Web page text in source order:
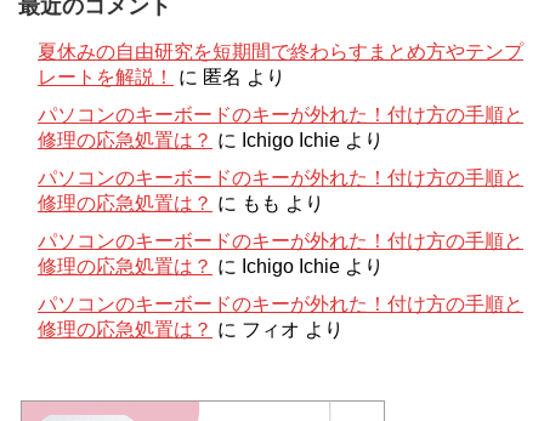
最近のコメント
夏休みの自由研究を短期間で終わらすまとめ方やテンプ
レートを解説！
に 匿名 より
パソコンのキーボードのキーが外れた！付け方の手順と
修理の応急処置は？ に Ichigo Ichie より
パソコンのキーボードのキーが外れた！付け方の手順と
修理の応急処置は？ に もも より
パソコンのキーボードのキーが外れた！付け方の手順と
修理の応急処置は？ に Ichigo Ichie より
パソコンのキーボードのキーが外れた！付け方の手順と
修理の応急処置は？ に フィオ より